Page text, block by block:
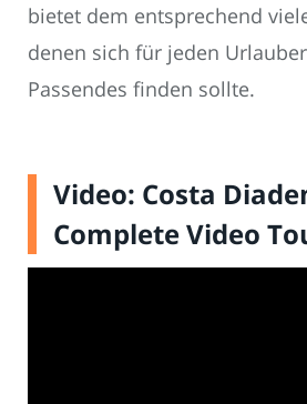
bietet dem entsprechend
denen sich für jeden
Passendes finden sollte.
Video: Costa
Complete Video